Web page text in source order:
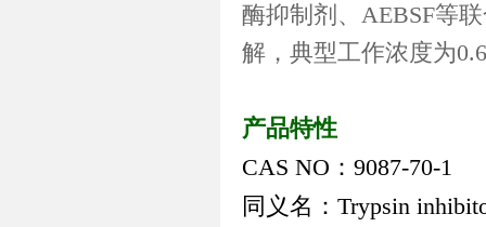
酶抑制剂、 AEBSF等
解，典型工作浓度为
产品特性
CAS NO ： 9087-70-1
同义名： Trypsin